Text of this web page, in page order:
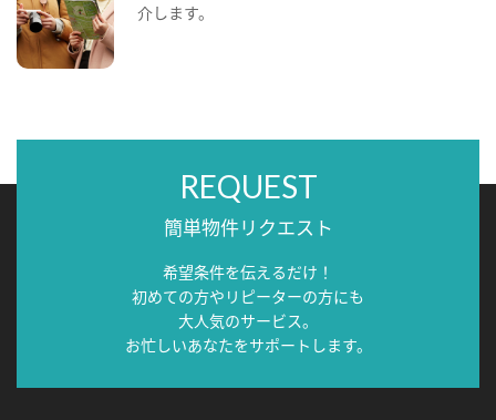
介します。
REQUEST
簡単物件リクエスト
希望条件を伝えるだけ！
初めての方やリピーターの方にも
大人気のサービス。
お忙しいあなたをサポートします。